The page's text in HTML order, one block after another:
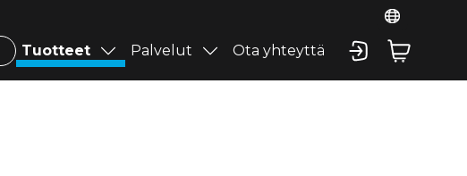
Tuotteet Palvelut Ota yhteyttä